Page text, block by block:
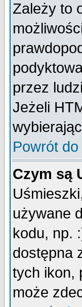
Zależy to
przez
Jeżeli
Powrót
Czym są
używane
kodu, np.
dostępna
tych ikon,
może